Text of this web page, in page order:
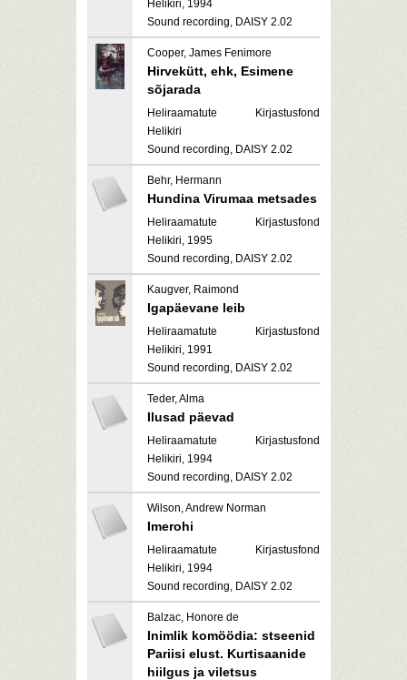
Helikiri, 1994
Sound recording, DAISY 2.02
Cooper, James Fenimore
Hirvekütt, ehk, Esimene
sõjarada
Heliraamatute Kirjastusfond
Helikiri
Sound recording, DAISY 2.02
Behr, Hermann
Hundina Virumaa metsades
Heliraamatute Kirjastusfond
Helikiri, 1995
Sound recording, DAISY 2.02
Kaugver, Raimond
Igapäevane leib
Heliraamatute Kirjastusfond
Helikiri, 1991
Sound recording, DAISY 2.02
Teder, Alma
Ilusad päevad
Heliraamatute Kirjastusfond
Helikiri, 1994
Sound recording, DAISY 2.02
Wilson, Andrew Norman
Imerohi
Heliraamatute Kirjastusfond
Helikiri, 1994
Sound recording, DAISY 2.02
Balzac, Honore de
Inimlik komöödia: stseenid
Pariisi elust. Kurtisaanide
hiilgus ja viletsus